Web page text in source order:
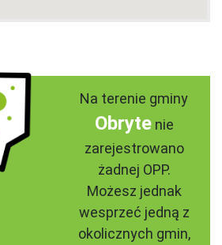
Na terenie gminy
Obrytenie
zarejestrowano
żadnej OPP.
Możesz jednak
wesprzeć jedną z
okolicznych gmin,